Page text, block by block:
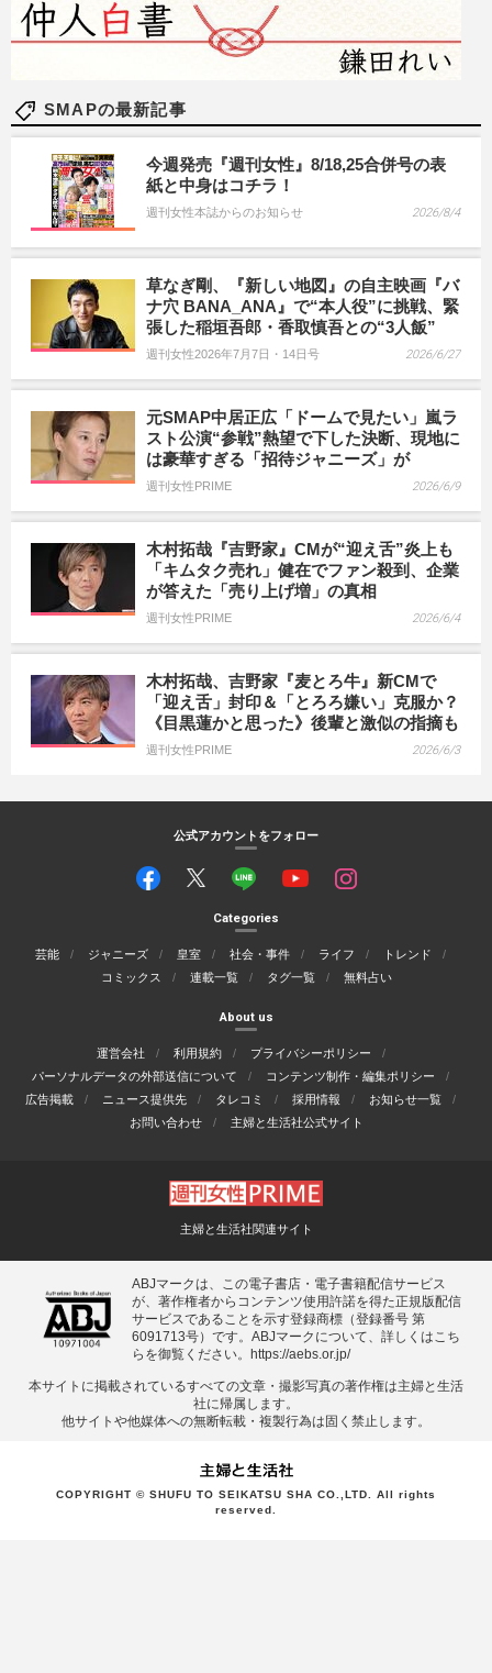
SMAPの最新記事
今週発売『週刊女性』8/18,25合併号の表
紙と中身はコチラ！
週刊女性本誌からのお知らせ 2026/8/4
草なぎ剛、『新しい地図』の自主映画『バ
ナ穴 BANA_ANA』で“本人役”に挑戦、緊
張した稲垣吾郎・香取慎吾との“3人飯”
週刊女性2026年7月7日・14日号 2026/6/27
元SMAP中居正広「ドームで見たい」嵐ラ
スト公演“参戦”熱望で下した決断、現地に
は豪華すぎる「招待ジャニーズ」が
週刊女性PRIME 2026/6/9
木村拓哉『吉野家』CMが“迎え舌”炎上も
「キムタク売れ」健在でファン殺到、企業
が答えた「売り上げ増」の真相
週刊女性PRIME 2026/6/4
木村拓哉、吉野家『麦とろ牛』新CMで
「迎え舌」封印＆「とろろ嫌い」克服か？
《目黒蓮かと思った》後輩と激似の指摘も
週刊女性PRIME 2026/6/3
公式アカウントをフォロー
Categories
芸能 ジャニーズ 皇室 社会・事件 ライフ
トレンド
コミックス
連載一覧 タグ一覧 無料占い
About us
運営会社 利用規約
プライバシーポリシー
パーソナルデータの外部送信について
コンテンツ制作・編集ポリシー
広告掲載
ニュース提供先 タレコミ 採用情報
お知らせ一覧
お問い合わせ
主婦と生活社公式サイト
主婦と生活社関連サイト
ABJマークは、この電子書店・電子書籍配信サービス
が、著作権者からコンテンツ使用許諾を得た正規版配信
サービスであることを示す登録商標（登録番号 第
6091713号）です。ABJマークについて、詳しくはこち
らを御覧ください。
https://aebs.or.jp/
本サイトに掲載されているすべての⽂章・撮影写真の著作権は主婦と⽣活
社に帰属します。
他サイトや他媒体への無断転載・複製⾏為は固く禁⽌します。
COPYRIGHT © SHUFU TO SEIKATSU SHA CO.,LTD. All rights
reserved.